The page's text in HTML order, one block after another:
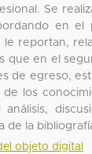
Se
en el
reportan,
que en el
de egreso,
los
análisis,
de la
objeto digital